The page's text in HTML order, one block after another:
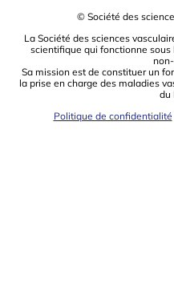
© Société des
La Société des sciences
scientiﬁque qui fonctionne sous
Sa mission est de constituer un
la prise en charge des maladies
du
Politique de confidentialité